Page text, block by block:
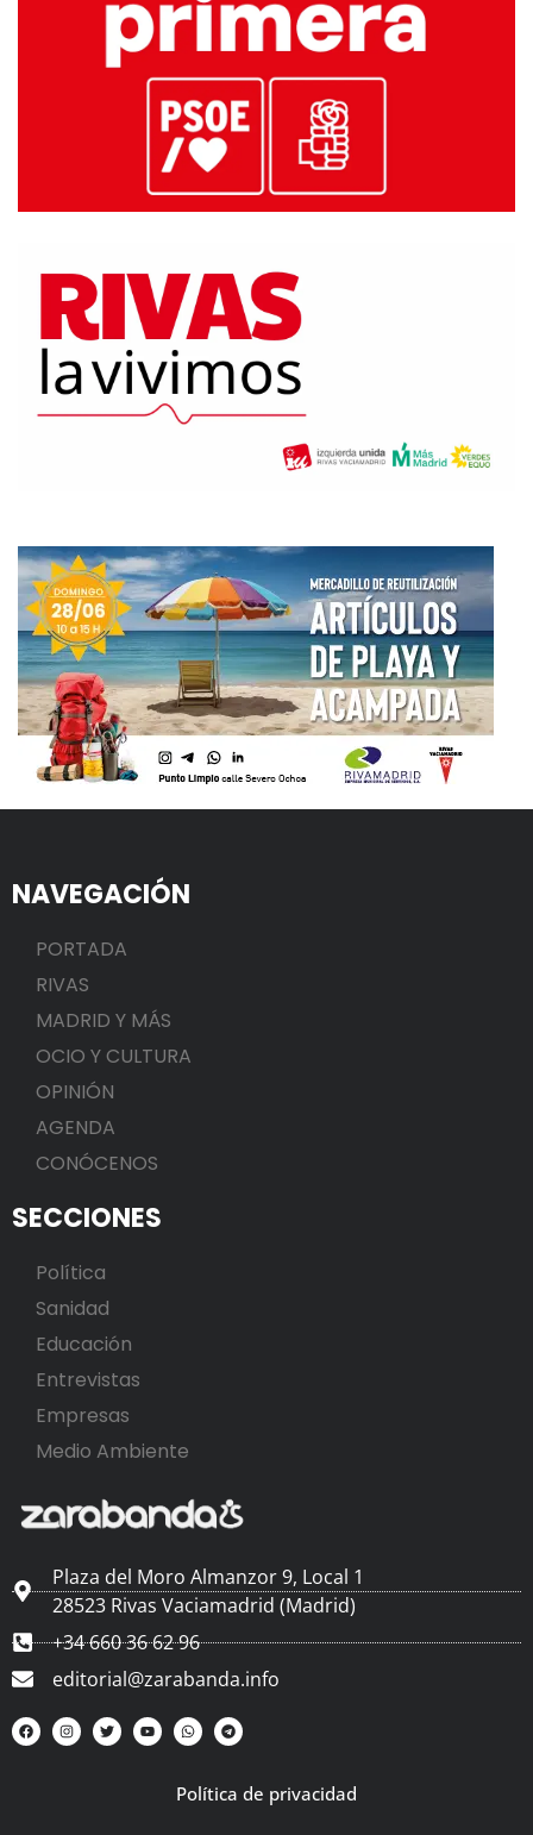
NAVEGACIÓN
PORTADA
RIVAS
MADRID Y MÁS
OCIO Y CULTURA
OPINIÓN
AGENDA
CONÓCENOS
SECCIONES
Política
Sanidad
Educación
Entrevistas
Empresas
Medio Ambiente
Plaza del Moro Almanzor 9, Local 1
28523 Rivas Vaciamadrid (Madrid)
+34 660 36 62 96
editorial@zarabanda.info
Política de privacidad